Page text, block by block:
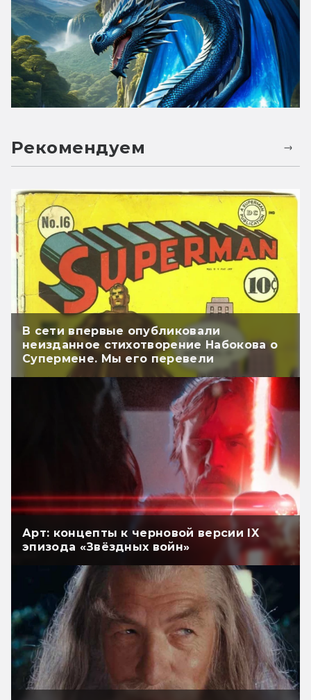
Рекомендуем
В сети впервые опубликовали
неизданное стихотворение Набокова о
Супермене. Мы его перевели
Арт: концепты к черновой версии IX
эпизода «Звёздных войн»